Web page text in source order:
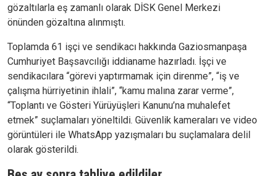
gözaltılarla eş zamanlı olarak DİSK Genel Merkezi
önünden gözaltına alınmıştı.
Toplamda 61 işçi ve sendikacı hakkında Gaziosmanpaşa
Cumhuriyet Başsavcılığı iddianame hazırladı. İşçi ve
sendikacılara “görevi yaptırmamak için direnme”, “iş ve
çalışma hürriyetinin ihlali”, “kamu malına zarar verme”,
“Toplantı ve Gösteri Yürüyüşleri Kanunu’na muhalefet
etmek” suçlamaları yöneltildi. Güvenlik kameraları ve video
görüntüleri ile WhatsApp yazışmaları bu suçlamalara delil
olarak gösterildi.